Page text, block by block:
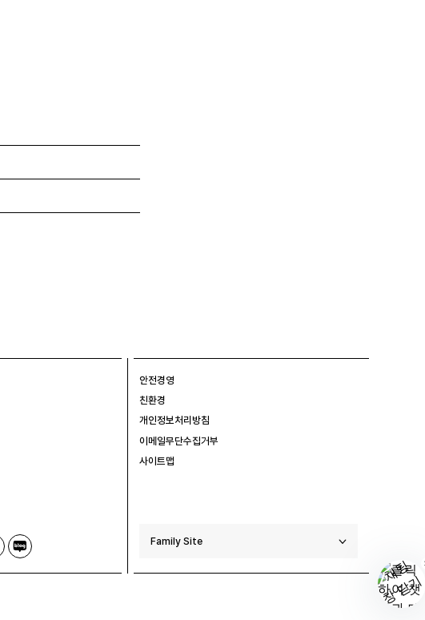
블
로
그
안전경영
친환경
개인정보처리방침
이메일무단수집거부
사이트맵
Family Site